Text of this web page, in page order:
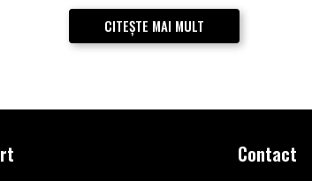
CITEȘTE MAI MULT
Contact